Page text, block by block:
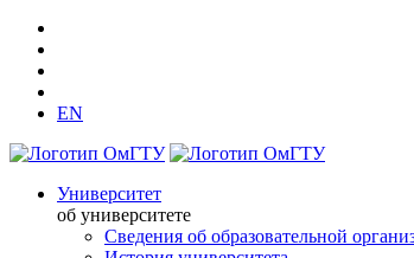
EN
Университет
об университете
Сведения об образовательной